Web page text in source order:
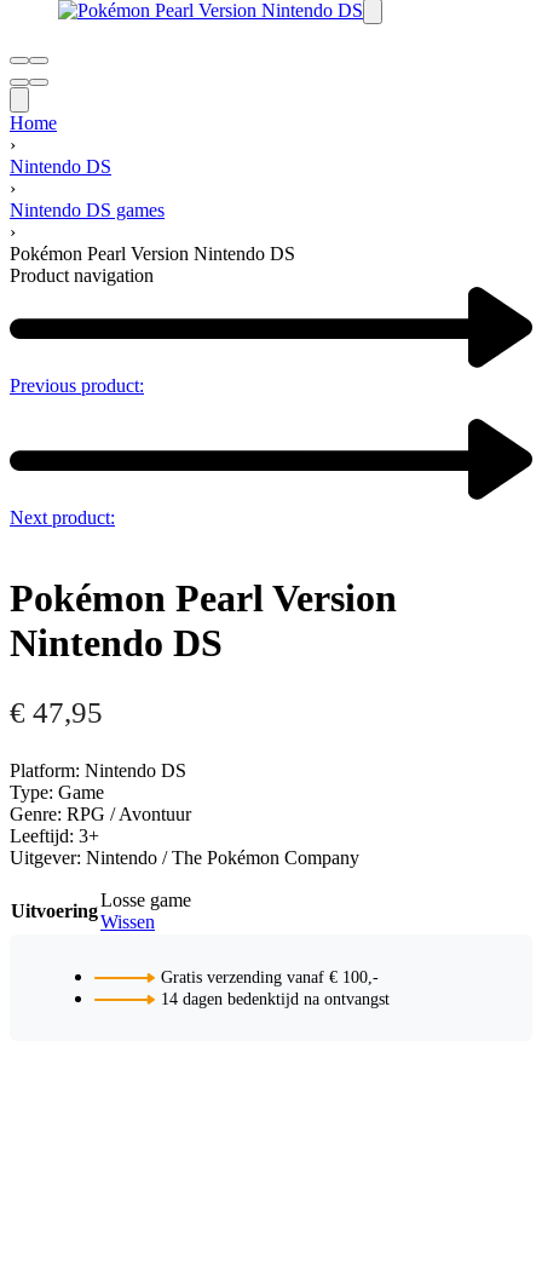
Home
›
Nintendo DS
›
Nintendo DS games
›
Pokémon Pearl Version Nintendo DS
Product navigation
Previous product:
Next product:
Pokémon Pearl Version
Nintendo DS
€ 47,95
Platform: Nintendo DS
Type: Game
Genre: RPG / Avontuur
Leeftijd: 3+
Uitgever: Nintendo / The Pokémon Company
Uitvoering
Losse game
Wissen
Gratis verzending vanaf € 100,-
14 dagen bedenktijd na ontvangst